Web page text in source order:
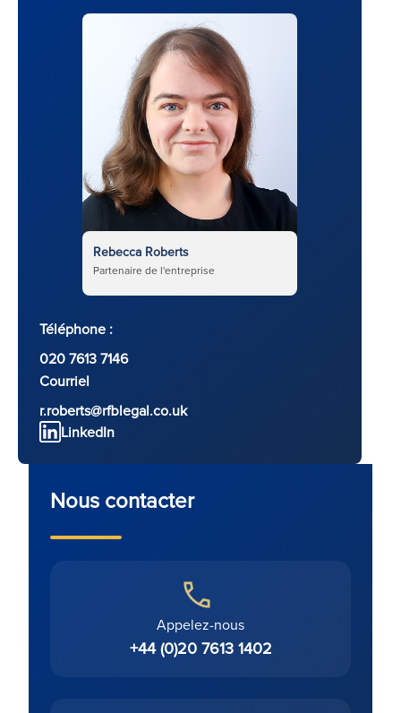
Rebecca Roberts
Partenaire de l'entreprise
Téléphone :
020 7613 7146
Courriel
r.roberts@rfblegal.co.uk
LinkedIn
Nous contacter
Appelez-nous
+44 (0)20 7613 1402